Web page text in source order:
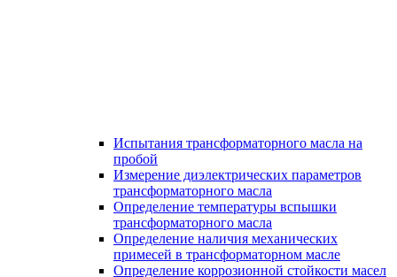
Испытания трансформаторного масла на
пробой
Измерение диэлектрических параметров
трансформаторного масла
Определение температуры вспышки
трансформаторного масла
Определение наличия механических
примесей в трансформаторном масле
Определение коррозионной стойкости масел